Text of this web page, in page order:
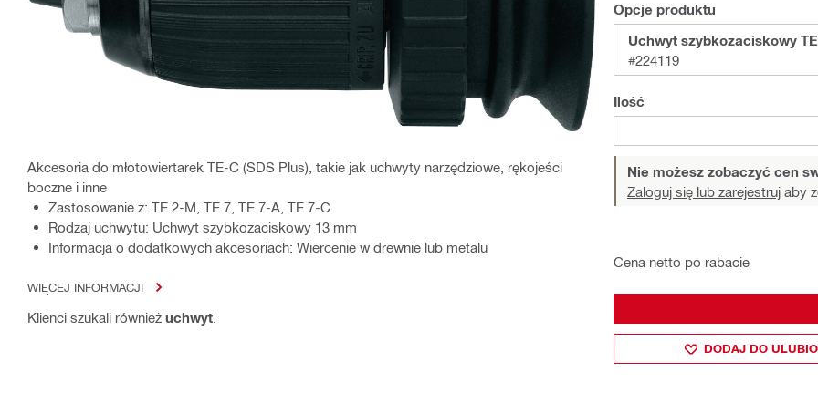
Akcesoria do młotowiertarek TE-C (SDS Plus), takie jak uchwyty narzędziowe, rękojeści
boczne i inne
Zastosowanie z: TE 2-M, TE 7, TE 7-A, TE 7-C
Rodzaj uchwytu: Uchwyt szybkozaciskowy 13 mm
Informacja o dodatkowych akcesoriach: Wiercenie w drewnie lub metalu
WIĘCEJ INFORMACJI
Klienci szukali również uchwyt
Opcje produktu
Uchwyt szybkozaciskowy
#224119
Ilość
Nie możesz zobaczyć cen
Zaloguj się lub zarejestruj aby
Cena netto po rabacie
DODAJ DO